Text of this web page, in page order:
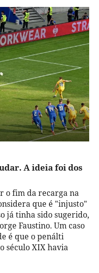
A ideia foi dos
o fim da recarga na
que é "injusto"
já tinha sido sugerido,
Faustino. Um caso
é que o penálti
século XIX havia